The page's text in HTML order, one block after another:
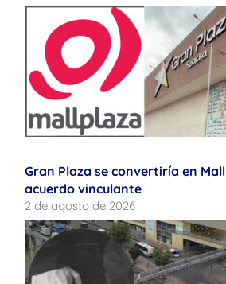
Gran Plaza se convertiría en
acuerdo vinculante
2 de agosto de 2026